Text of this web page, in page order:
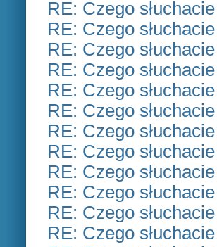
RE: Czego
RE: Czego
RE: Czego
RE: Czego
RE: Czego
RE: Czego
RE: Czego
RE: Czego
RE: Czego
RE: Czego
RE: Czego
RE: Czego